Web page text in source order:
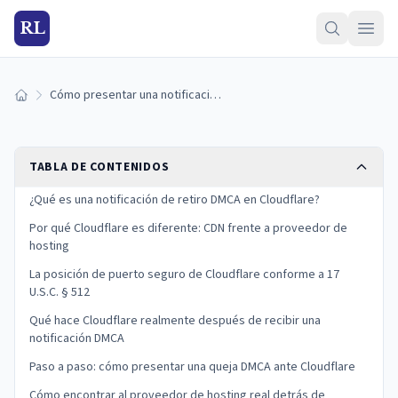
RL
Inicio Cómo presentar una notificación DMCA en Cloudflare (guía 2026)
TABLA DE CONTENIDOS
¿Qué es una notificación de retiro DMCA en Cloudflare?
Por qué Cloudflare es diferente: CDN frente a proveedor de
hosting
La posición de puerto seguro de Cloudflare conforme a 17
U.S.C. § 512
Qué hace Cloudflare realmente después de recibir una
notificación DMCA
Paso a paso: cómo presentar una queja DMCA ante Cloudflare